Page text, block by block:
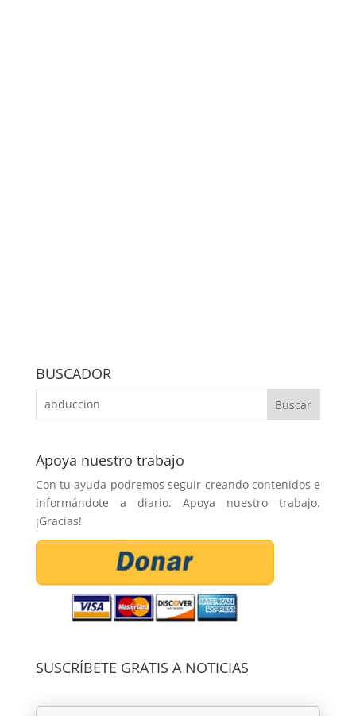
BUSCADOR
Apoya nuestro trabajo
Con tu ayuda podremos seguir creando contenidos e
informándote a diario. Apoya nuestro trabajo.
¡Gracias!
SUSCRÍBETE GRATIS A NOTICIAS